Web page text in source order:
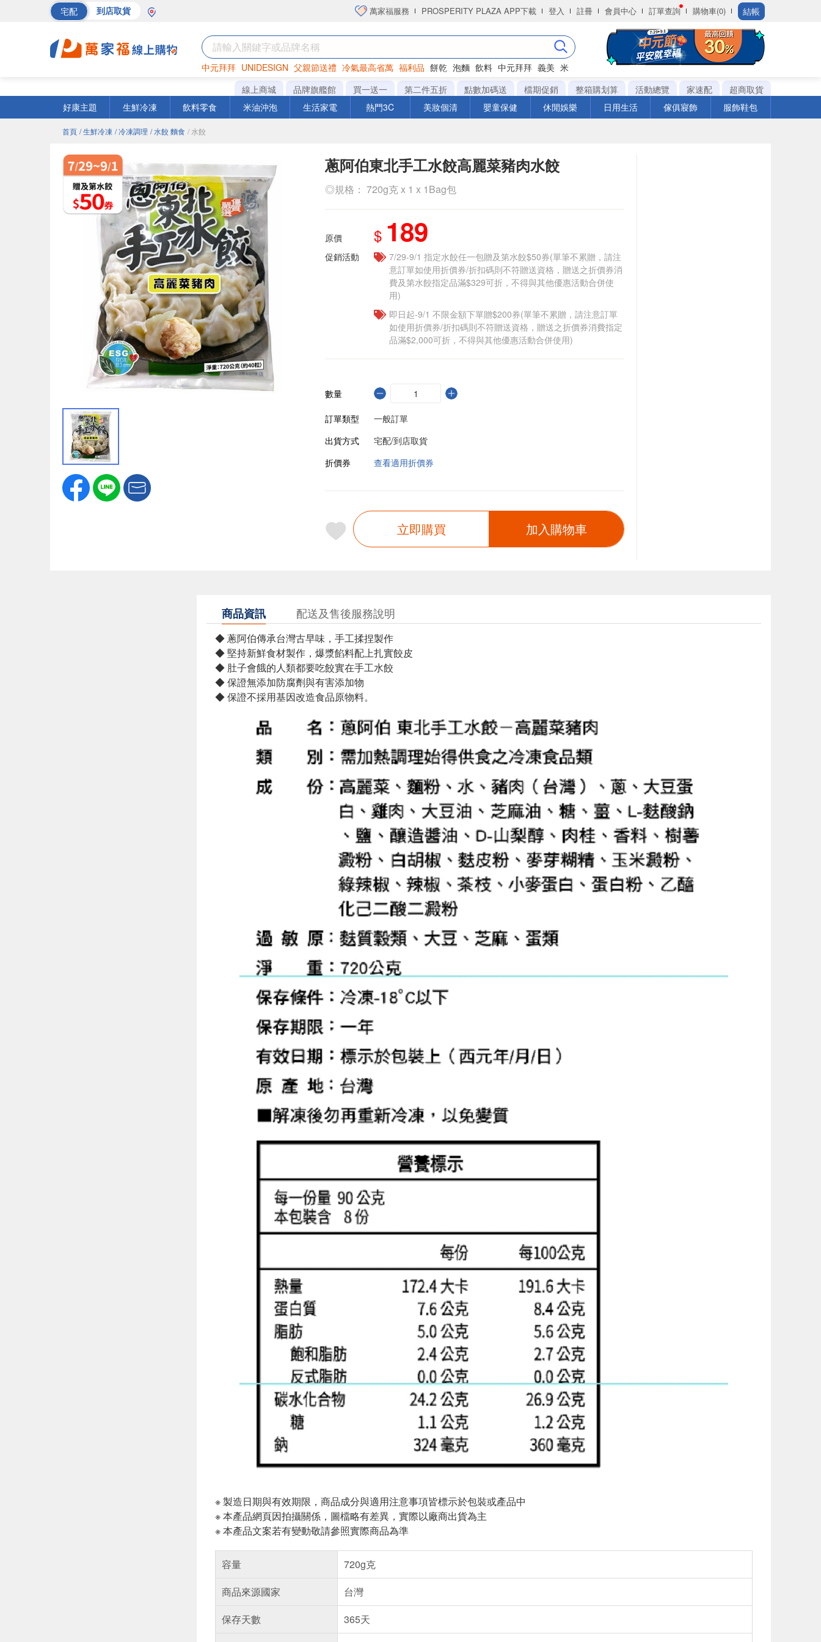
宅配 到店取貨 萬家福服務 PROSPERITY PLAZA APP下載 登入 註冊 會員中心 訂單查詢 購物車(0) 結帳
中元拜拜 UNIDESIGN 父親節送禮 冷氣最高省萬 福利品 餅乾 泡麵 飲料 中元拜拜 義美 米
巧克力 罐頭 衛生紙
線上商城 品牌旗艦館 買一送一 第二件五折 點數加碼送 檔期促銷 整箱購划算 活動總覽 家速配
超商取貨
好康主題
生鮮冷凍 飲料零食 米油沖泡 生活家電 熱門3C 美妝個清 嬰童保健 休閒娛樂 日用生活 傢俱寢飾 服飾鞋包
首頁 / 生鮮冷凍 / 冷凍調理 / 水餃 麵食 / 水餃
蔥阿伯東北手工水餃高麗菜豬肉水餃
◎規格： 720g克 x 1 x 1Bag包
原價 $ 189
促銷活動
7/29-9/1 指定水餃任一包贈及第水餃$50券(單筆不累贈，請注
意訂單如使用折價券/折扣碼則不符贈送資格，贈送之折價券消
費及第水餃指定品滿$329可折，不得與其他優惠活動合併使
用)
即日起-9/1 不限金額下單贈$200券(單筆不累贈，請注意訂單
如使用折價券/折扣碼則不符贈送資格，贈送之折價券消費指定
品滿$2,000可折，不得與其他優惠活動合併使用)
數量
訂單類型
一般訂單
出貨方式
宅配/到店取貨
折價券
查看適用折價券
立即購買 加入購物車
商品資訊 配送及售後服務說明
◆ 蔥阿伯傳承台灣古早味，手工揉捏製作
◆ 堅持新鮮食材製作，爆漿餡料配上扎實餃皮
◆ 肚子會餓的人類都要吃餃實在手工水餃
◆ 保證無添加防腐劑與有害添加物
◆ 保證不採用基因改造食品原物料。
※ 製造日期與有效期限，商品成分與適用注意事項皆標示於包裝或產品中
※ 本產品網頁因拍攝關係，圖檔略有差異，實際以廠商出貨為主
※ 本產品文案若有變動敬請參照實際商品為準
容量
720g克
商品來源國家
台灣
保存天數
365天